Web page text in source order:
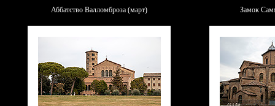
Аббатство Валломброза (март) Замок